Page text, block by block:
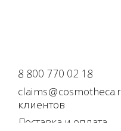
8 800 770 02 18
клиентов
Доставка и оплата